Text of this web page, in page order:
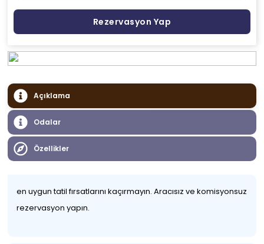
Rezervasyon Yap
Açıklama
Odalar
Özellikler
en uygun tatil fırsatlarını kaçırmayın. Aracısız ve komisyonsuz
rezervasyon yapın.